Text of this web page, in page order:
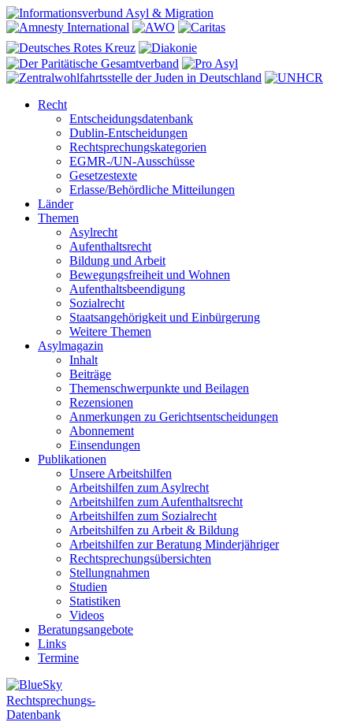
Recht
Entscheidungsdatenbank
Dublin-Entscheidungen
Rechtsprechungskategorien
EGMR-/UN-Ausschüsse
Gesetzestexte
Erlasse/Behördliche Mitteilungen
Länder
Themen
Asylrecht
Aufenthaltsrecht
Bildung und Arbeit
Bewegungsfreiheit und Wohnen
Aufenthaltsbeendigung
Sozialrecht
Staatsangehörigkeit und Einbürgerung
Weitere Themen
Asylmagazin
Inhalt
Beiträge
Themenschwerpunkte und Beilagen
Rezensionen
Anmerkungen zu Gerichtsentscheidungen
Abonnement
Einsendungen
Publikationen
Unsere Arbeitshilfen
Arbeitshilfen zum Asylrecht
Arbeitshilfen zum Aufenthaltsrecht
Arbeitshilfen zum Sozialrecht
Arbeitshilfen zu Arbeit & Bildung
Arbeitshilfen zur Beratung Minderjähriger
Rechtsprechungsübersichten
Stellungnahmen
Studien
Statistiken
Videos
Beratungsangebote
Links
Termine
Rechtsprechungs-
Datenbank